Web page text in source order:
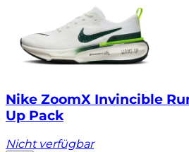
Nike ZoomX Invincible
Up Pack
Nicht verfügbar